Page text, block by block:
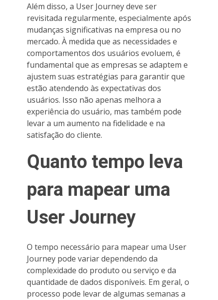
Além disso, a User Journey deve ser
revisitada regularmente, especialmente após
mudanças significativas na empresa ou no
mercado. À medida que as necessidades e
comportamentos dos usuários evoluem, é
fundamental que as empresas se adaptem e
ajustem suas estratégias para garantir que
estão atendendo às expectativas dos
usuários. Isso não apenas melhora a
experiência do usuário, mas também pode
levar a um aumento na fidelidade e na
satisfação do cliente.
Quanto tempo leva
para mapear uma
User Journey
O tempo necessário para mapear uma User
Journey pode variar dependendo da
complexidade do produto ou serviço e da
quantidade de dados disponíveis. Em geral, o
processo pode levar de algumas semanas a